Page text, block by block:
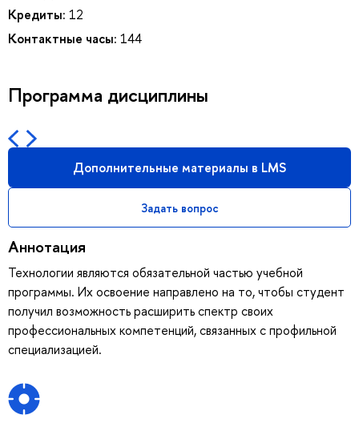
Кредиты: 12
Контактные часы: 144
Программа дисциплины
Дополнительные материалы в LMS
Задать вопрос
Аннотация
Технологии являются обязательной частью учебной
программы. Их освоение направлено на то, чтобы студент
получил возможность расширить спектр своих
профессиональных компетенций, связанных с профильной
специализацией.